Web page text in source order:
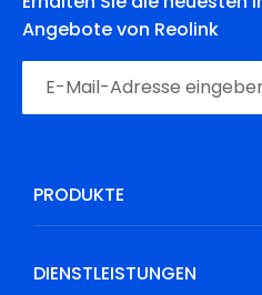
Angebote von Reolink
PRODUKTE
DIENSTLEISTUNGEN